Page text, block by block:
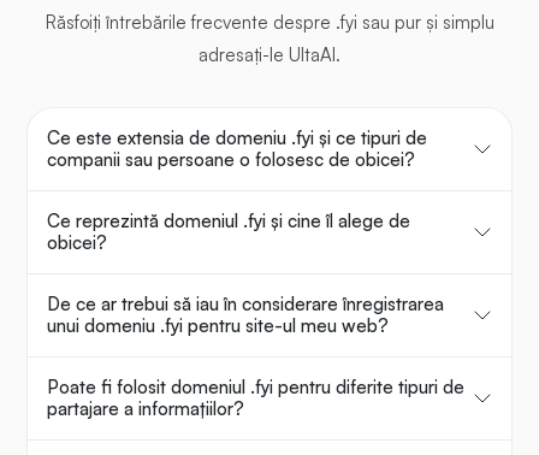
Răsfoiți întrebările frecvente despre .fyi sau pur și simplu
adresați-le UltaAI.
Ce este extensia de domeniu .fyi și ce tipuri de
companii sau persoane o folosesc de obicei?
Ce reprezintă domeniul .fyi și cine îl alege de
obicei?
De ce ar trebui să iau în considerare înregistrarea
unui domeniu .fyi pentru site-ul meu web?
Poate fi folosit domeniul .fyi pentru diferite tipuri de
partajare a informațiilor?